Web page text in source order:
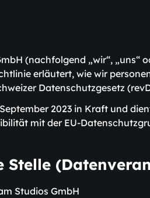
(nachfolgend „wir“,
erläutert, wie wir
Datenschutzgesetz
2023 in Kraft und
mit der EU-
Stelle
Studios GmbH